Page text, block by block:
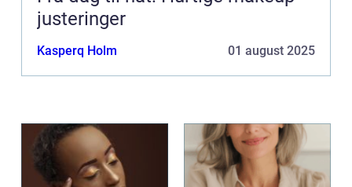
justeringer
Kasperq Holm 01 august 2025